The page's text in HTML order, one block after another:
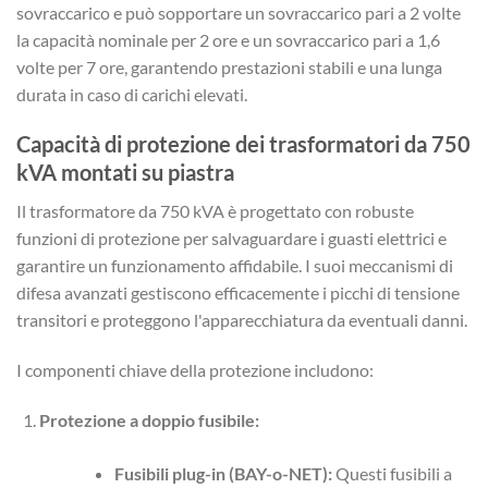
sovraccarico e può sopportare un sovraccarico pari a 2 volte
la capacità nominale per 2 ore e un sovraccarico pari a 1,6
volte per 7 ore, garantendo prestazioni stabili e una lunga
durata in caso di carichi elevati.
Capacità di protezione dei trasformatori da 750
kVA montati su piastra
Il trasformatore da 750 kVA è progettato con robuste
funzioni di protezione per salvaguardare i guasti elettrici e
garantire un funzionamento affidabile. I suoi meccanismi di
difesa avanzati gestiscono efficacemente i picchi di tensione
transitori e proteggono l'apparecchiatura da eventuali danni.
I componenti chiave della protezione includono:
Protezione a doppio fusibile:
Fusibili plug-in (BAY-o-NET):Questi fusibili a